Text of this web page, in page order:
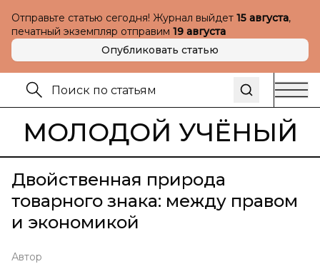
Отправьте статью сегодня! Журнал выйдет 15 августа,
печатный экземпляр отправим 19 августа
Опубликовать статью
МОЛОДОЙ УЧЁНЫЙ
Двойственная природа
товарного знака: между правом
и экономикой
Автор